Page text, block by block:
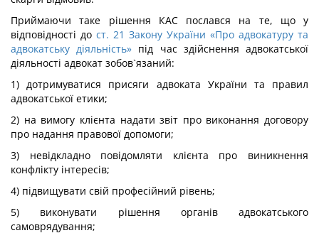
Приймаючи таке рішення КАС послався на те, що у
відповідності до ст. 21 Закону України «Про адвокатуру та
адвокатську діяльність» під час здійснення адвокатської
діяльності адвокат зобов`язаний:
1) дотримуватися присяги адвоката України та правил
адвокатської етики;
2) на вимогу клієнта надати звіт про виконання договору
про надання правової допомоги;
3) невідкладно повідомляти клієнта про виникнення
конфлікту інтересів;
4) підвищувати свій професійний рівень;
5) виконувати рішення органів адвокатського
самоврядування;